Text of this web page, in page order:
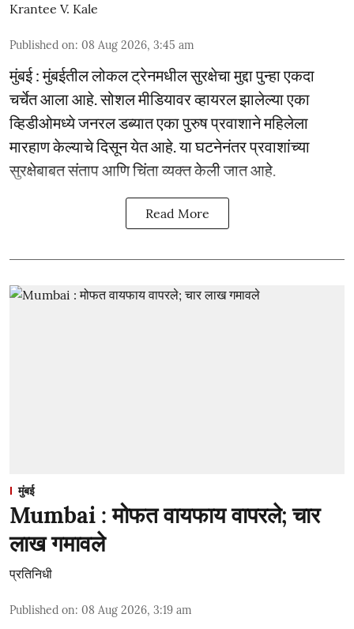
Krantee V. Kale
Published on: 08 Aug 2026, 3:45 am
मुंबई : मुंबईतील लोकल ट्रेनमधील सुरक्षेचा मुद्दा पुन्हा एकदा
चर्चेत आला आहे. सोशल मीडियावर व्हायरल झालेल्या एका
व्हिडीओमध्ये जनरल डब्यात एका पुरुष प्रवाशाने महिलेला
मारहाण केल्याचे दिसून येत आहे. या घटनेनंतर प्रवाशांच्या
सुरक्षेबाबत संताप आणि चिंता व्यक्त केली जात आहे.
Read More
मुंबई
Mumbai : मोफत वायफाय वापरले; चार
लाख गमावले
प्रतिनिधी
Published on: 08 Aug 2026, 3:19 am